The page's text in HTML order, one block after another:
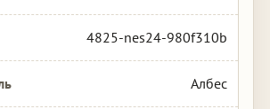
4825-nes24-980f310b
Албес